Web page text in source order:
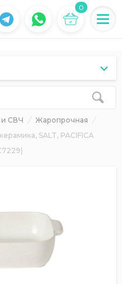
0
и СВЧ
Жаропрочная
SALT, PACIFICA